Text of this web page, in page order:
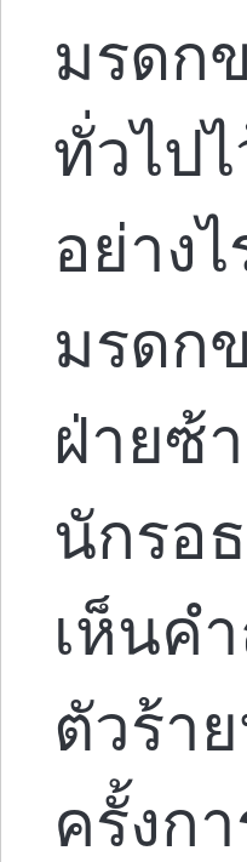
มรดก
ทั่วไป
อย่าง
มรดก
ฝ่ายซ้
นักรอ
เห็นค
ตัวร้า
ครั้งก